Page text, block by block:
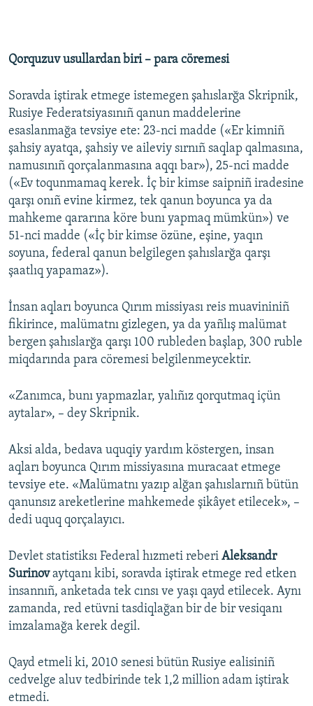
Qorquzuv usullardan biri – para cöremesi
Soravda iştirak etmege istemegen şahıslarğa Skripnik,
Rusiye Federatsiyasınıñ qanun maddelerine
esaslanmağa tevsiye ete: 23-nci madde («Er kimniñ
şahsiy ayatqa, şahsiy ve aileviy sırnıñ saqlap qalmasına,
namusınıñ qorçalanmasına aqqı bar»), 25-nci madde
(«Ev toqunmamaq kerek. İç bir kimse saipniñ iradesine
qarşı onıñ evine kirmez, tek qanun boyunca ya da
mahkeme qararına köre bunı yapmaq mümkün») ve
51-nci madde («İç bir kimse özüne, eşine, yaqın
soyuna, federal qanun belgilegen şahıslarğa qarşı
şaatlıq yapamaz»).
İnsan aqları boyunca Qırım missiyası reis muavininiñ
fikirince, malümatnı gizlegen, ya da yañlış malümat
bergen şahıslarğa qarşı 100 rubleden başlap, 300 ruble
miqdarında para cöremesi belgilenmeycektir.
«Zanımca, bunı yapmazlar, yalıñız qorqutmaq içün
aytalar», – dey Skripnik.
Aksi alda, bedava uquqiy yardım köstergen, insan
aqları boyunca Qırım missiyasına muracaat etmege
tevsiye ete. «Malümatnı yazıp alğan şahıslarnıñ bütün
qanunsız areketlerine mahkemede şikâyet etilecek», –
dedi uquq qorçalayıcı.
Devlet statistiksı Federal hızmeti reberi Aleksandr
Surinovaytqanı kibi, soravda iştirak etmege red etken
insannıñ, anketada tek cınsı ve yaşı qayd etilecek. Aynı
zamanda, red etüvni tasdiqlağan bir de bir vesiqanı
imzalamağa kerek degil.
Qayd etmeli ki, 2010 senesi bütün Rusiye ealisiniñ
cedvelge aluv tedbirinde tek 1,2 million adam iştirak
etmedi.